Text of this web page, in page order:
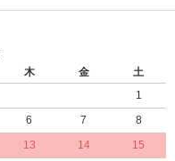
木 金
土
1
6 7
8
13 14
15